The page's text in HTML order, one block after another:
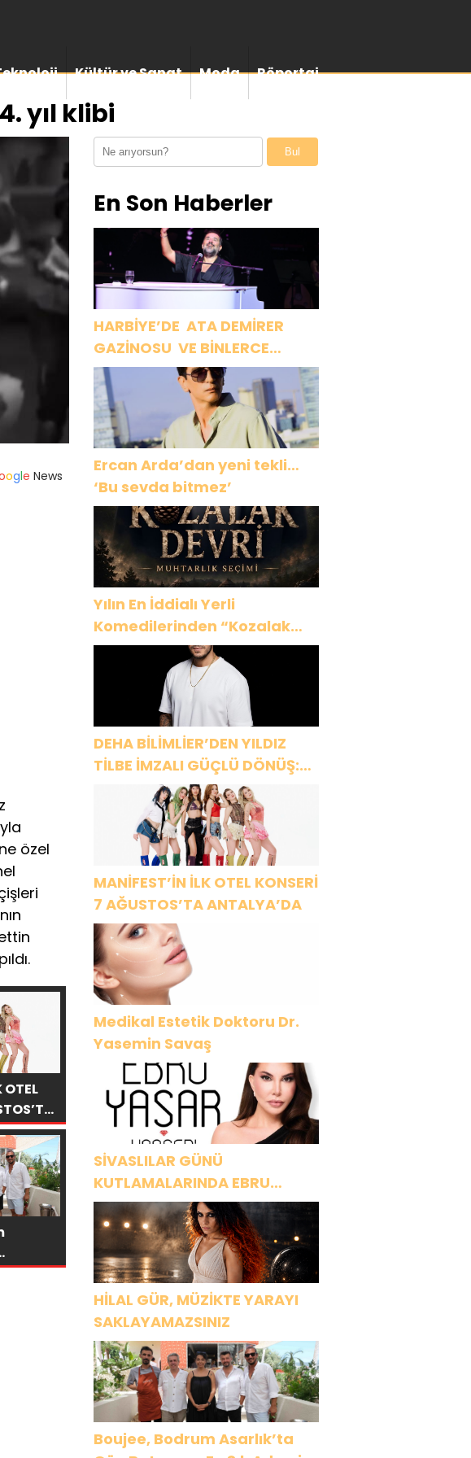
Kültür ve Sanat Moda Röportaj
yıl klibi
ogle News
özel
OTEL
Adresi
Bul
En Son Haberler
HARBİYE’DE ATA DEMİRER
GAZİNOSU VE BİNLERCE
KAHKAHA
Ercan Arda’dan yeni tekli…
‘Bu sevda bitmez’
Yılın En İddialı Yerli
Komedilerinden “Kozalak
Devri” 7 Ağustos’ta Vizyonda
DEHA BİLİMLİER’DEN YILDIZ
TİLBE İMZALI GÜÇLÜ DÖNÜŞ:
“AŞKSIZ PRENS”
MANİFEST’İN İLK OTEL KONSERİ
7 AĞUSTOS’TA ANTALYA’DA
Medikal Estetik Doktoru Dr.
Yasemin Savaş
SİVASLILAR GÜNÜ
KUTLAMALARINDA EBRU
YAŞAR RÜZGARI ESECEK!
HİLAL GÜR, MÜZİKTE YARAYI
SAKLAYAMAZSINIZ
Boujee, Bodrum Asarlık’ta